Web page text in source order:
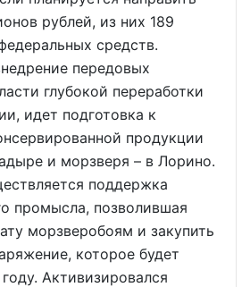
рублей, из них 189
средств.
передовых
глубокой переработки
идет подготовка к
продукции
и морзверя – в Лорино.
поддержка
промысла, позволившая
морзверобоям и закупить
которое будет
Активизировался